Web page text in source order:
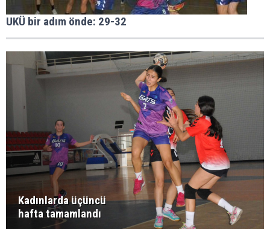
UKÜ bir adım önde: 29-32
Kadınlarda üçüncü
hafta tamamlandı